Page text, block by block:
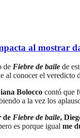
al mostrar
de Fiebre de baile de
al conocer el veredicto
Bolocco contó que
a la vez los
de Fiebre de baile,
es porque igual me